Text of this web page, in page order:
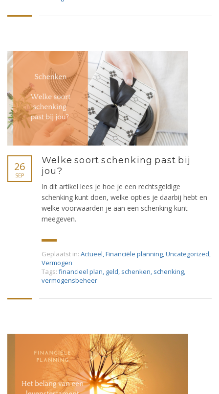
26
SEP
Welke soort schenking past bij
jou?
In dit artikel lees je hoe je een rechtsgeldige
schenking kunt doen, welke opties je daarbij hebt en
welke voorwaarden je aan een schenking kunt
meegeven.
Geplaatst in: Actueel,Financiële planning,Uncategorized,
Vermogen
Tags: financieel plan, geld, schenken, schenking,
vermogensbeheer